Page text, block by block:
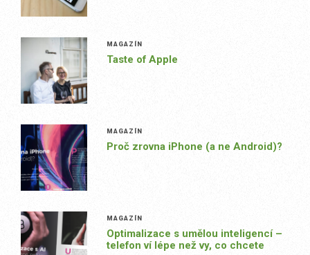
MAGAZÍN
Taste of Apple
MAGAZÍN
Proč zrovna iPhone (a ne Android)?
MAGAZÍN
Optimalizace s umělou inteligencí –
telefon ví lépe než vy, co chcete